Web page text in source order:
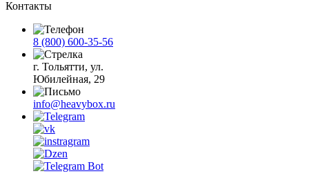
Контакты
8 (800) 600-35-56
г. Тольятти, ул.
Юбилейная, 29
info@heavybox.ru